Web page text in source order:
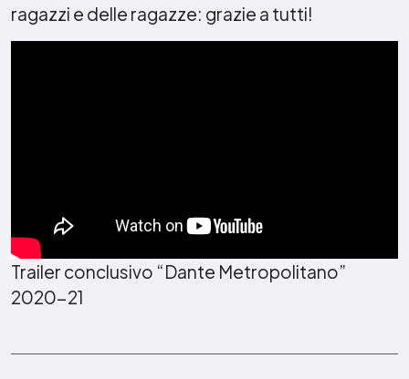
ragazzi e delle ragazze: grazie a tutti!
Trailer conclusivo “Dante Metropolitano”
2020-21